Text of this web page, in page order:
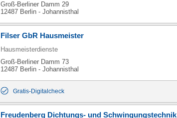
Groß-Berliner Damm 29
12487 Berlin - Johannisthal
Filser GbR Hausmeister
Hausmeisterdienste
Groß-Berliner Damm 73
12487 Berlin - Johannisthal
Gratis-Digitalcheck
Freudenberg Dichtungs- und Schwingungstechnik